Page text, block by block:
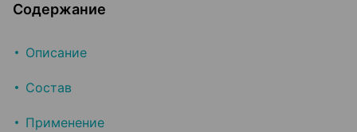
Содержание
Описание
Состав
Применение